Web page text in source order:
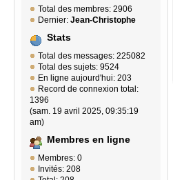
Total des membres: 2906
Dernier: Jean-Christophe
Stats
Total des messages: 225082
Total des sujets: 9524
En ligne aujourd'hui: 203
Record de connexion total:
1396
(sam. 19 avril 2025, 09:35:19
am)
Membres en ligne
Membres: 0
Invités: 208